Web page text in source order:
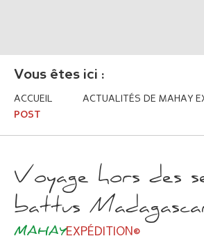
Vous êtes ici :
ACCUEIL ACTUALITÉS DE MAHAY
POST
Voyage hors des
battus
MAHAYEXPÉDITION©